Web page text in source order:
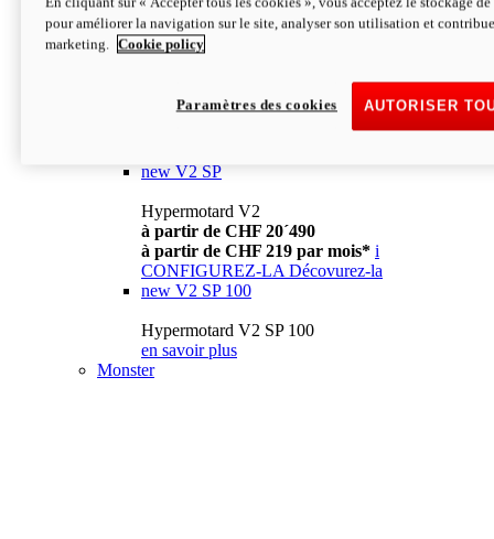
à partir de CHF 13´990 i
CONFIGUREZ-LA Décovurez-la
newV2
à partir de CHF 15´990
à partir de CHF 169 par mois* i
new V2 SP
Hypermotard V2
à partir de CHF 20´490
à partir de CHF 219 par mois* i
CONFIGUREZ-LA Décovurez-la
new V2 SP 100
Hypermotard V2 SP 100
en savoir plus
Monster
pour améliorer la navigation sur le site, analyser son utilisation et
marketing.
Cookie policy
AUTORISER
Paramètres des cookies